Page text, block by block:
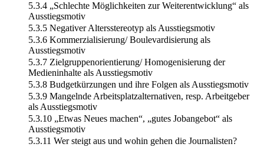
5.3.4 „Schlechte Möglichkeiten zur Weiterentwicklung“ als
Ausstiegsmotiv
5.3.5 Negativer Altersstereotyp als Ausstiegsmotiv
5.3.6 Kommerzialisierung/ Boulevardisierung als
Ausstiegsmotiv
5.3.7 Zielgruppenorientierung/ Homogenisierung der
Medieninhalte als Ausstiegsmotiv
5.3.8 Budgetkürzungen und ihre Folgen als Ausstiegsmotiv
5.3.9 Mangelnde Arbeitsplatzalternativen, resp. Arbeitgeber
als Ausstiegsmotiv
5.3.10 „Etwas Neues machen“, „gutes Jobangebot“ als
Ausstiegsmotiv
5.3.11 Wer steigt aus und wohin gehen die Journalisten?